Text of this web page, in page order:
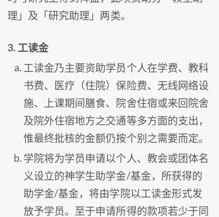
理」及「研究助理」两类。
3. 工读金
工读金乃主要资助学员个人在学费、教科
书费、医疗（住院）保险费、无线网络设
施、上课期间膳食、院舍住宿或来回院舍
及院外住宿地方之交通等多方面的支出，
惟最终批核的金额仍按个别之需要而定。
学院将为学员申请以个人、教会或团体名
义设立的神学生助学金/基金，所获得的
助学金/基金，将由学院以工读金形式发
放予学员。至于申请所得的款项若少于同